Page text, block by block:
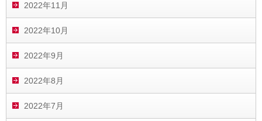
2022年11月
2022年10月
2022年9月
2022年8月
2022年7月